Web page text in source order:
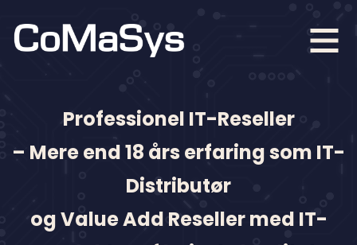
Professionel IT-Reseller
– Mere end 18 års erfaring som IT-
Distributør
og Value Add Reseller med IT-